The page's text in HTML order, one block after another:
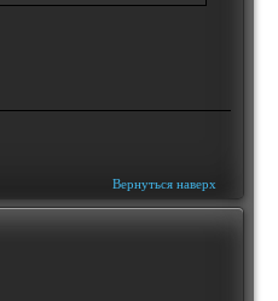
Вернуться наверх